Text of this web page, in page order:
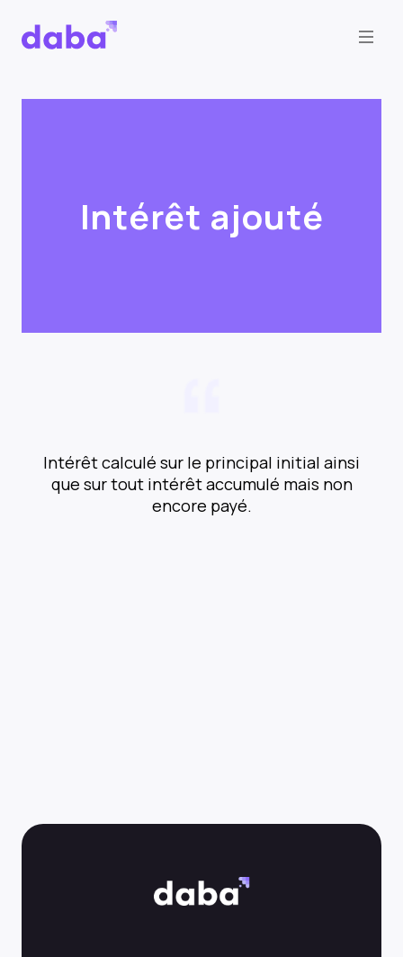
Intérêt ajouté
Intérêt calculé sur le principal initial ainsi
que sur tout intérêt accumulé mais non
encore payé.